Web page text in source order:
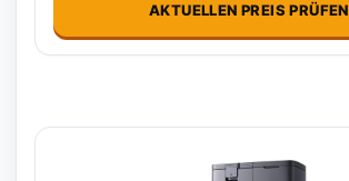
AKTUELLEN PREIS PRÜFEN